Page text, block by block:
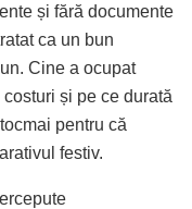
și fără documente
ca un bun
Cine a ocupat
și pe ce durată
pentru că
festiv.